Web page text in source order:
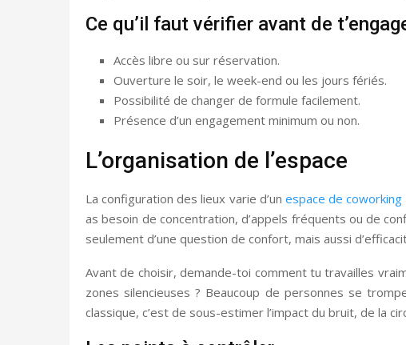
Ce qu’il faut vérifier avant de
Accès libre ou sur réservation.
Ouverture le soir, le week-end ou les jours fériés.
Possibilité de changer de formule facilement.
Présence d’un engagement minimum ou non.
L’organisation de l’espace
La configuration des lieux varie d’un espace de coworking
as besoin de concentration, d’appels fréquents ou de
seulement d’une question de confort, mais aussi
Avant de choisir, demande-toi comment tu travailles
zones silencieuses ? Beaucoup de personnes se
classique, c’est de sous-estimer l’impact du bruit, de la